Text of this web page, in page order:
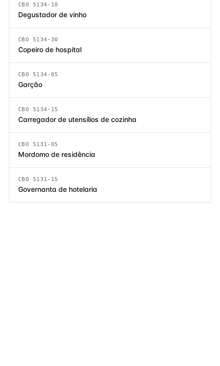
CBO 5134-10
Degustador de vinho
CBO 5134-30
Copeiro de hospital
CBO 5134-05
Garção
CBO 5134-15
Carregador de utensílios de cozinha
CBO 5131-05
Mordomo de residência
CBO 5131-15
Governanta de hotelaria